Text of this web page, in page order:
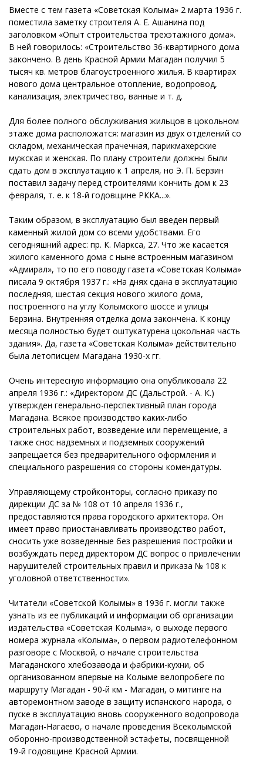
Вместе с тем газета «Советская Колыма» 2 марта 1936 г.
поместила заметку строителя А. Е. Ашанина под
заголовком «Опыт строительства трехэтажного дома».
В ней говорилось: «Строительство 36-квартирного дома
закончено. В день Красной Армии Магадан получил 5
тысяч кв. метров благоустроенного жилья. В квартирах
нового дома центральное отопление, водопровод,
канализация, электричество, ванные и т. д.
Для более полного обслуживания жильцов в цокольном
этаже дома расположатся: магазин из двух отделений со
складом, механическая прачечная, парикмахерские
мужская и женская. По плану строители должны были
сдать дом в эксплуатацию к 1 апреля, но Э. П. Берзин
поставил задачу перед строителями кончить дом к 23
февраля, т. е. к 18-й годовщине РККА...».
Таким образом, в эксплуатацию был введен первый
каменный жилой дом со всеми удобствами. Его
сегодняшний адрес: пр. К. Маркса, 27. Что же касается
жилого каменного дома с ныне встроенным магазином
«Адмирал», то по его поводу газета «Советская Колыма»
писала 9 октября 1937 г.: «На днях сдана в эксплуатацию
последняя, шестая секция нового жилого дома,
построенного на углу Колымского шоссе и улицы
Берзина. Внутренняя отделка дома закончена. К концу
месяца полностью будет оштукатурена цокольная часть
здания». Да, газета «Советская Колыма» действительно
была летописцем Магадана 1930-х гг.
Очень интересную информацию она опубликовала 22
апреля 1936 г.: «Директором ДС (Дальстрой. - А. К.)
утвержден генерально-перспективный план города
Магадана. Всякое производство каких-либо
строительных работ, возведение или перемещение, а
также снос надземных и подземных сооружений
запрещается без предварительного оформления и
специального разрешения со стороны комендатуры.
Управляющему стройконторы, согласно приказу по
дирекции ДС за № 108 от 10 апреля 1936 г.,
предоставляются права городского архитектора. Он
имеет право приостанавливать производство работ,
сносить уже возведенные без разрешения постройки и
возбуждать перед директором ДС вопрос о привлечении
нарушителей строительных правил и приказа № 108 к
уголовной ответственности».
Читатели «Советской Колымы» в 1936 г. могли также
узнать из ее публикаций и информации об организации
издательства «Советская Колыма», о выходе первого
номера журнала «Колыма», о первом радиотелефонном
разговоре с Москвой, о начале строительства
Магаданского хлебозавода и фабрики-кухни, об
организованном впервые на Колыме велопробеге по
маршруту Магадан - 90-й км - Магадан, о митинге на
авторемонтном заводе в защиту испанского народа, о
пуске в эксплуатацию вновь сооруженного водопровода
Магадан-Нагаево, о начале проведения Всеколымской
оборонно-производственной эстафеты, посвященной
19-й годовщине Красной Армии.